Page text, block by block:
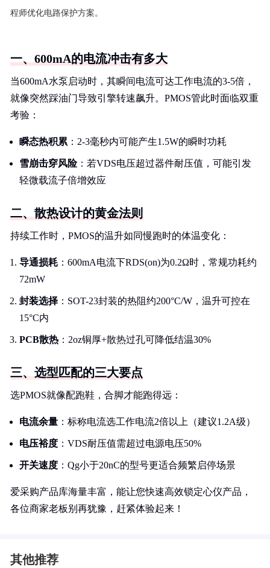
程师优化电路保护方案。
一、600mA的电流冲击有多大
当600mA水泵启动时，其瞬间电流可达工作电流的3-5倍，
就像突然踩油门导致引擎转速飙升。PMOS管此时面临双重
考验：
瞬态热积累 ：2-3毫秒内可能产生1.5W的瞬时功耗
雪崩击穿风险：若VDS电压超过器件耐压值，可能引发
轻微载流子倍增效应
二、散热设计的黄金法则
持续工作时，PMOS的温升如同慢跑时的体温变化：
导通损耗 ：600mA电流下RDS(on)为0.2Ω时，常规功耗约
72mW
封装选择 ：SOT-23封装的热阻约200°C/W，温升可控在
15°C内
PCB散热 ：2oz铜厚+散热过孔可降低结温30%
三、选型匹配的三大要点
选PMOS就像配跑鞋，合脚才能跑得远：
电流余量 ：标称电流选工作电流2倍以上（建议1.2A级）
电压裕度 ：VDS耐压值需超过电源电压50%
开关速度 ：Qg小于20nC的型号更适合频繁启停场景
爱采购产品库海量丰富，能让您快速高效锁定心仪产品，
各位商家老板别再犹豫，赶紧体验起来！
其他推荐